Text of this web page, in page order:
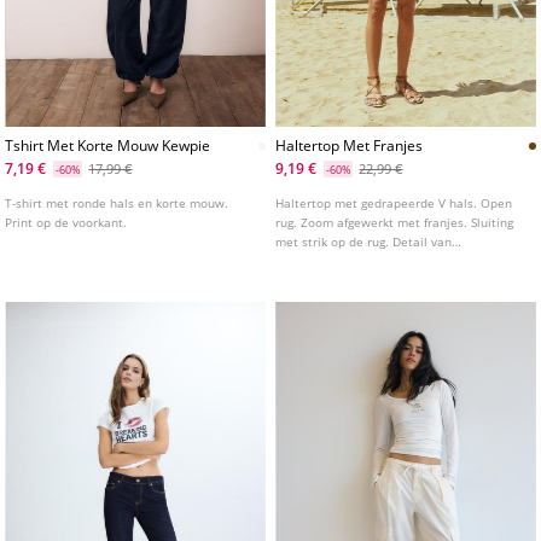
Tshirt Met Korte Mouw Kewpie
7,19 €
-60% 17,99 €
T-shirt met ronde hals en korte mouw.
Print op de voorkant.
Haltertop Met Franjes
9,19 €
-60% 22,99 €
Haltertop met gedrapeerde V hals. Open
rug. Zoom afgewerkt met franjes. Sluiting
met strik op de rug. Detail van